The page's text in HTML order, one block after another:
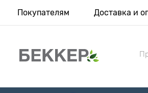
Покупателям Доставка и